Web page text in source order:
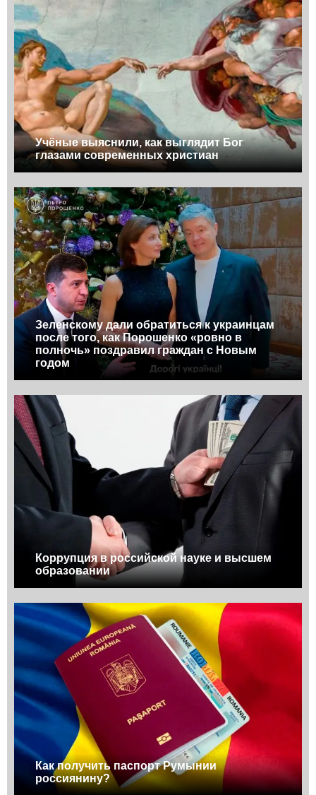
Учёные выяснили, как выглядит Бог
глазами современных христиан
Зеленскому дали обратиться к украинцам
после того, как Порошенко «ровно в
полночь» поздравил граждан с Новым
годом
Коррупция в российской науке и высшем
образовании
Как получить паспорт Румынии
россиянину?